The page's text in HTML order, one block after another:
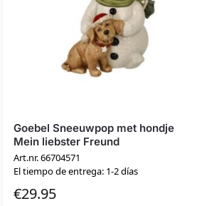
Goebel Sneeuwpop met hondje
Mein liebster Freund
Art.nr. 66704571
El tiempo de entrega: 1-2 días
€29.95